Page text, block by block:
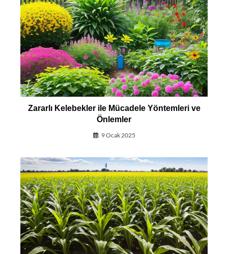
Zararlı Kelebekler ile Mücadele Yöntemleri ve
Önlemler
9 Ocak 2025